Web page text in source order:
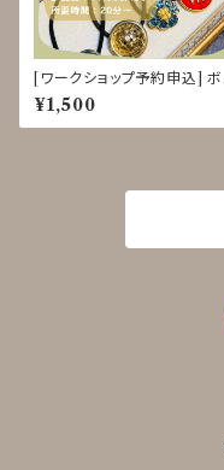
[ワークショップ予約申込] ボ
ンヘアゴム クラフト体験 8/
22
¥1,500